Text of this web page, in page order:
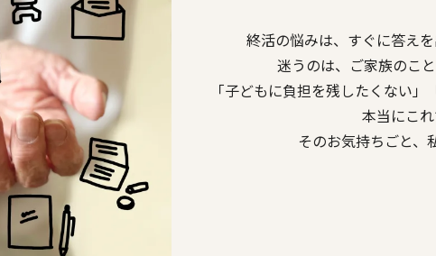
終活の悩みは、すぐに答え
迷うのは、ご家族のこ
「子どもに負担を残したくない
本当にこれ
そのお気持ちごと、